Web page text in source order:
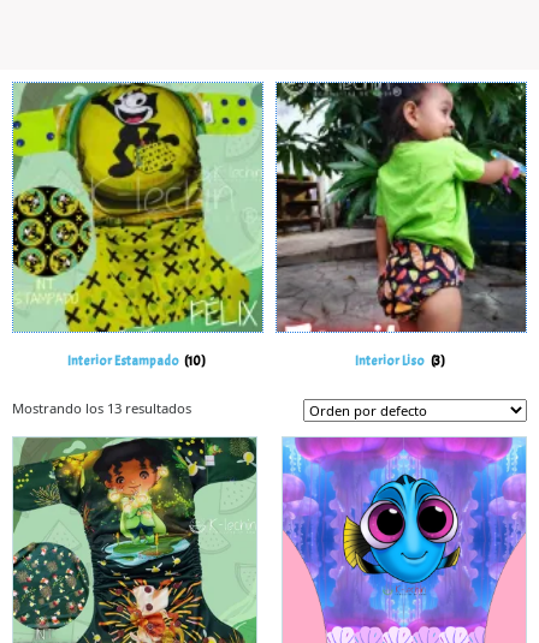
Interior Estampado (10) Interior Liso (3)
Mostrando los 13 resultados